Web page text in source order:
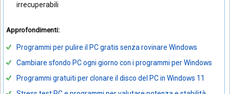
irrecuperabili
Approfondimenti:
Programmi per pulire il PC gratis senza rovinare Windows
Cambiare sfondo PC ogni giorno con i programmi per Windows
Programmi gratuiti per clonare il disco del PC in Windows 11